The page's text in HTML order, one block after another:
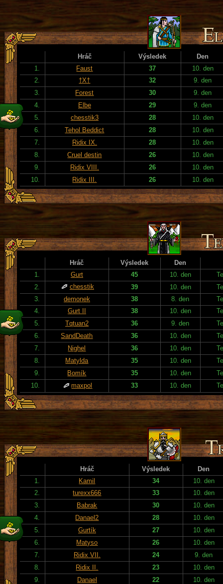
Hráč Výsledek
Den
1.
Faust 37
10. den
2.
†X† 32
9. den
3.
Forest 30
9. den
4.
Elbe 29
9. den
5.
chesstik3 28
10. den
6.
Tehol Beddict 28
10. den
7.
Ridix IX. 28
10. den
8.
Cruel destin 26
10. den
9.
Ridix VIII. 26
10. den
10.
Ridix III. 26 10. den
Hráč Výsledek
Den
1.
Gurt 45 10. den
2.
chesstik 39 10. den
3.
demonek 38 8. den
4.
Gurt II 38 10. den
5.
Tqtuan2 36 9. den
6.
SandDeath 36 10. den
7.
Nighel 36 10. den
8.
Matylda 35 10. den
9.
Bomík 35 10. den
10.
maxpol 33 10. den
Hráč Výsledek
Den
1.
Kamil 34
10. den
2.
turexx666 33
10. den
3.
Babrak 30
10. den
4.
Danael2 28
10. den
5.
Gurtík 27
10. den
6.
Matyso 26
10. den
7.
Ridix VII. 24
9. den
8.
Ridix II. 23
10. den
9.
Danael 22
10. den